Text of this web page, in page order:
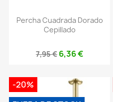
Percha Cuadrada Dorado
Cepillado
7,95 € 6,36 €
-20%